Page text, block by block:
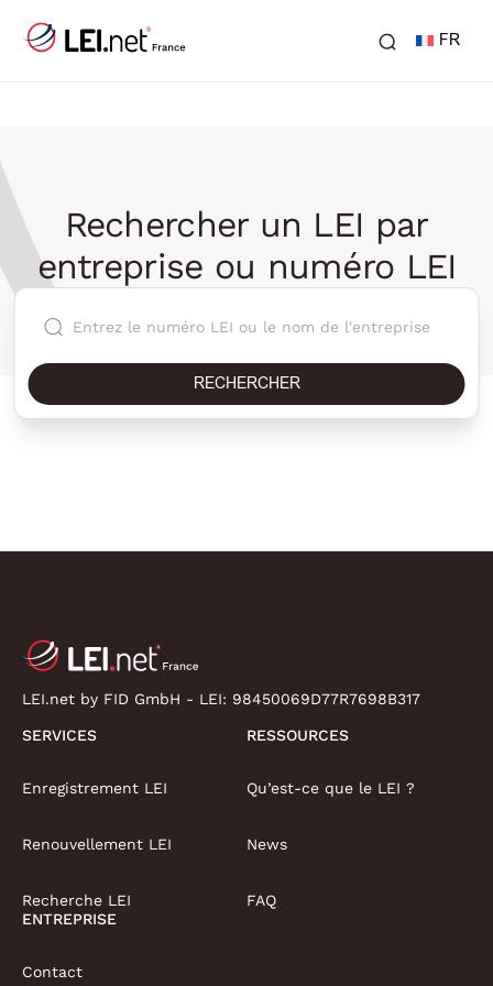
FR
Rechercher un LEI par
entreprise ou numéro LEI
RECHERCHER
LEI.net by FID GmbH - LEI: 98450069D77R7698B317
SERVICES
Enregistrement LEI
Renouvellement LEI
Recherche LEI
RESSOURCES
Qu’est-ce que le LEI ?
News
FAQ
ENTREPRISE
Contact